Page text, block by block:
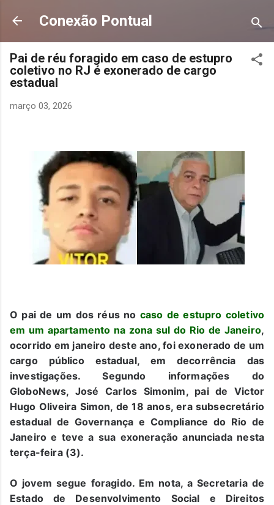
Pular para o conteúdo principal
Conexão Pontual
Pai de réu foragido em caso de estupro
coletivo no RJ é exonerado de cargo
estadual
março 03, 2026
O pai de um dos réus no caso de estupro coletivo
em um apartamento na zona sul do Rio de Janeiro,
ocorrido em janeiro deste ano, foi exonerado de um
cargo público estadual, em decorrência das
investigações. Segundo informações do
GloboNews, José Carlos Simonim, pai de Victor
Hugo Oliveira Simon, de 18 anos, era subsecretário
estadual de Governança e Compliance do Rio de
Janeiro e teve a sua exoneração anunciada nesta
terça-feira (3).
O jovem segue foragido. Em nota, a Secretaria de
Estado de Desenvolvimento Social e Direitos